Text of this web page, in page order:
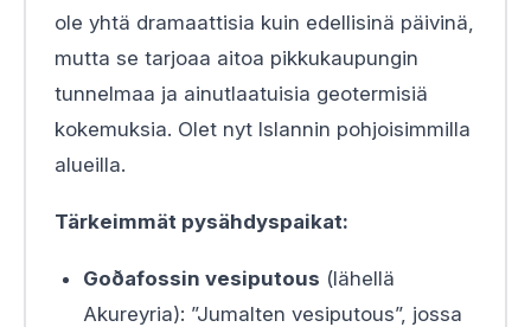
ole yhtä dramaattisia kuin edellisinä päivinä,
mutta se tarjoaa aitoa pikkukaupungin
tunnelmaa ja ainutlaatuisia geotermisiä
kokemuksia. Olet nyt Islannin pohjoisimmilla
alueilla.
Tärkeimmät pysähdyspaikat:
Goðafossin vesiputous (lähellä
Akureyria): ”Jumalten vesiputous”, jossa